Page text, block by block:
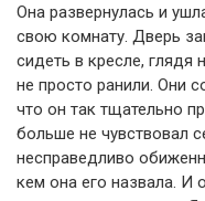
Она развернулась и
свою комнату. Дверь
сидеть в кресле, глядя
не просто ранили. Они
что он так тщательно
больше не чувствовал
несправедливо
кем она его назвала. И